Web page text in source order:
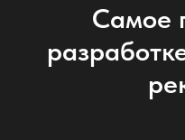
Самое